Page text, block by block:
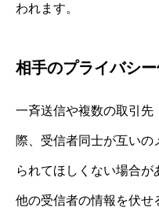
われます。
相手のプライバシ
一斉送信や複数の取引先
際、受信者同士が互いの
られてほしくない場合が
他の受信者の情報を伏せ